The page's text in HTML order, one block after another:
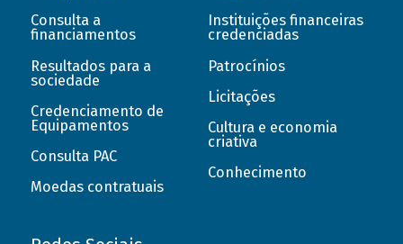
Consulta a
financiamentos
Resultados para a
sociedade
Credenciamento de
Equipamentos
Consulta PAC
Moedas contratuais
Instituições financeiras
credenciadas
Patrocínios
Licitações
Cultura e economia
criativa
Conhecimento